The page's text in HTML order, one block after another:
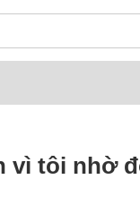
tôi nhờ